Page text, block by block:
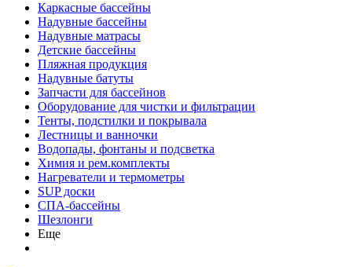
Каркасные бассейны
Надувные бассейны
Надувные матрасы
Детские бассейны
Пляжная продукция
Надувные батуты
Запчасти для бассейнов
Оборудование для чистки и фильтрации
Тенты, подстилки и покрывала
Лестницы и ванночки
Водопады, фонтаны и подсветка
Химия и рем.комплекты
Нагреватели и термометры
SUP доски
СПА-бассейны
Шезлонги
Еще